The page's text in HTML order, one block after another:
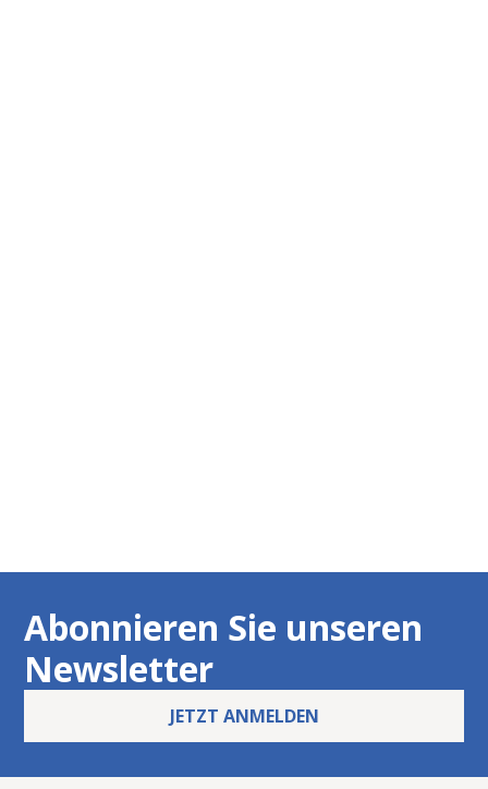
Abonnieren Sie unseren
Newsletter
JETZT ANMELDEN